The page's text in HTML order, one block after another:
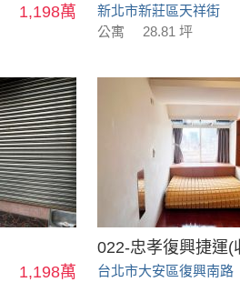
1,198萬 新北市新莊區天祥街
公寓 28.81 坪
1,198萬 台北市大安區復興南路